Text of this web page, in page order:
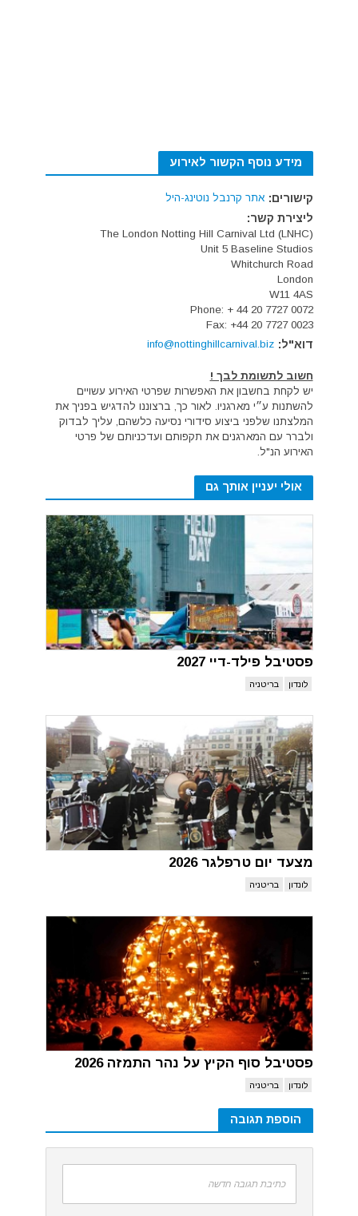
מידע נוסף הקשור לאירוע
קישורים: אתר קרנבל נוטינג-היל
ליצירת קשר:
The London Notting Hill Carnival Ltd (LNHC)
Unit 5 Baseline Studios
Whitchurch Road
London
W11 4AS
Phone: + 44 20 7727 0072
Fax: +44 20 7727 0023
דוא"ל: info@nottinghillcarnival.biz
חשוב לתשומת לבך !
יש לקחת בחשבון את האפשרות שפרטי האירוע עשויים
להשתנות ע״י מארגניו. לאור כך, ברצוננו להדגיש בפניך את
המלצתנו שלפני ביצוע סידורי נסיעה כלשהם, עליך לבדוק
ולברר עם המארגנים את תקפותם ועדכניותם של פרטי
האירוע הנ"ל.
אולי יעניין אותך גם
פסטיבל פילד-דיי 2027
לונדון בריטניה
מצעד יום טרפלגר 2026
לונדון בריטניה
פסטיבל סוף הקיץ על נהר התמזה 2026
לונדון בריטניה
הוספת תגובה
כתיבת תגובה חדשה